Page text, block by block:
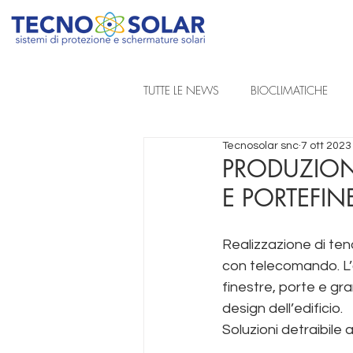
TUTTE LE NEWS BIOCLIMATICHE
REALIZZAZIONI A PROGETTO
TENDE TECNICHE
E
Tecnosolar snc 7 ott 2023
Realizzazione di
con telecomando.
finestre, porte e
design dell’edificio.
Soluzioni detraibile